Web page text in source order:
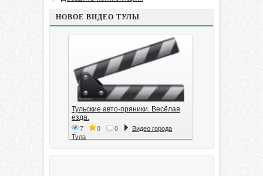
НОВОЕ ВИДЕО ТУЛЫ
Тульские авто-пряники. Весёлая
езда.
7 0 0
Видео города
Тула